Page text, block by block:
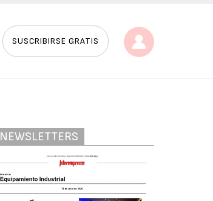
SUSCRIBIRSE GRATIS
NEWSLETTERS